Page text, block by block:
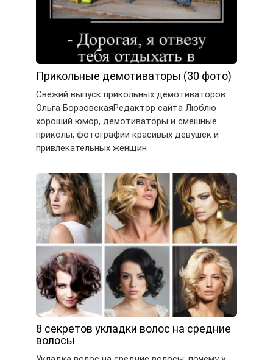
Прикольные демотиваторы (30 фото)
Свежий выпуск прикольных демотиваторов.
Ольга БорзовскаяРедактор сайта Люблю
хороший юмор, демотиваторы и смешные
приколы, фотографии красивых девушек и
привлекательных женщин
8 секретов укладки волос на средние
волосы